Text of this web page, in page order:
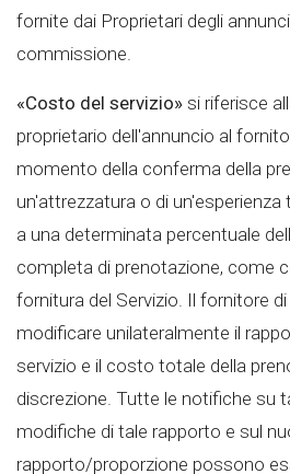
fornite dai Proprietari degli
commissione.
«Costo del servizio» si riferisce
proprietario dell'annuncio al
momento della conferma della
un'attrezzatura o di un'esperienza
a una determinata percentuale
completa di prenotazione, come
fornitura del Servizio. Il fornitore
modificare unilateralmente il
servizio e il costo totale della
discrezione. Tutte le notifiche su
modifiche di tale rapporto e sul
rapporto/proporzione possono